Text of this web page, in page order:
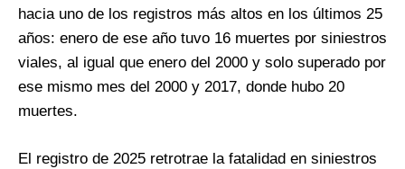
hacia uno de los registros más altos en los últimos 25
años: enero de ese año tuvo 16 muertes por siniestros
viales, al igual que enero del 2000 y solo superado por
ese mismo mes del 2000 y 2017, donde hubo 20
muertes.
El registro de 2025 retrotrae la fatalidad en siniestros